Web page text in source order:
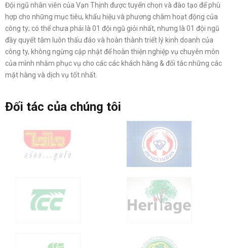
Đội ngũ nhân viên của Vạn Thịnh được tuyển chọn và đào tạo để phù
hợp cho những mục tiêu, khẩu hiệu và phương châm hoạt động của
công ty; có thể chưa phải là 01 đội ngũ giỏi nhất, nhưng là 01 đội ngũ
đầy quyết tâm luôn thấu đáo và hoàn thành triết lý kinh doanh của
công ty, không ngừng cập nhật để hoàn thiện nghiệp vụ chuyên môn
của mình nhằm phục vụ cho các các khách hàng & đối tác những các
mặt hàng và dịch vụ tốt nhất.
Đối tác của chúng tôi